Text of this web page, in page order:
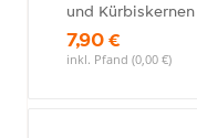
und Kürbiskernen
7,90 €
inkl. Pfand (0,00 €)